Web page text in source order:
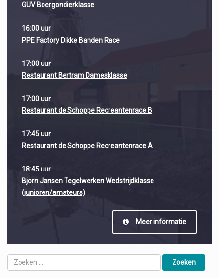
GUV Boergondierklasse
16:00 uur
PPE Factory Dikke Banden Race
17:00 uur
Restaurant Bertram Damesklasse
17:00 uur
Restaurant de Schoppe Recreantenrace B
17:45 uur
Restaurant de Schoppe Recreantenrace A
18:45 uur
Bjorn Jansen Tegelwerken Wedstrijdklasse
(junioren/amateurs)
Meer informatie
Zoeken
naar: